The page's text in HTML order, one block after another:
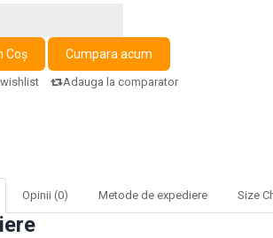
Adauga la comparator
Opinii (0) Metode de expediere Size